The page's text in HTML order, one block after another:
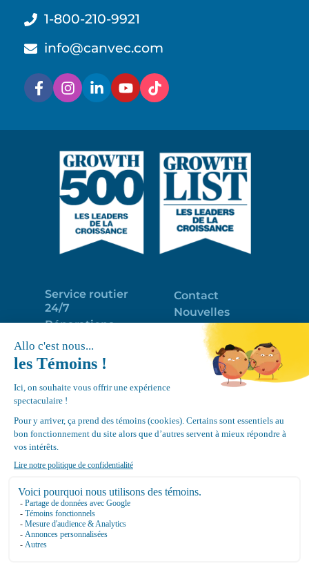
1-800-210-9921
info@canvec.com
Service routier
24/7
Réparations
Programme
d’entretien
Déneigement
de toits
Équipements
Contact
Nouvelles
Portail clients
Emploi
Politique de
Google
4.7